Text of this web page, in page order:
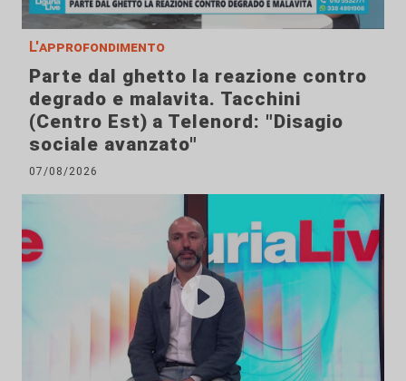
L'approfondimento
Parte dal ghetto la reazione contro
degrado e malavita. Tacchini
(Centro Est) a Telenord: "Disagio
sociale avanzato"
07/08/2026